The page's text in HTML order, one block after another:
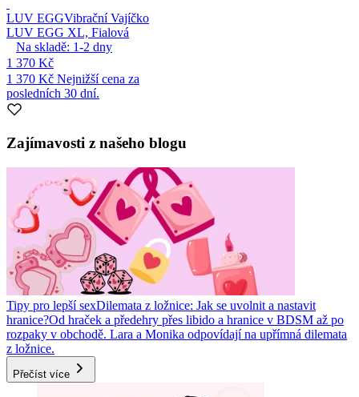
LUV EGGVibrační Vajíčko
LUV EGG XL, Fialová
Na skladě: 1-2 dny
1 370 Kč
1 370 Kč Nejnižší cena za
posledních 30 dní.
Zajímavosti z našeho blogu
Tipy pro lepší sexDilemata z ložnice: Jak se uvolnit a nastavit
hranice?Od hraček a předehry přes libido a hranice v BDSM až po
rozpaky v obchodě. Lara a Monika odpovídají na upřímná dilemata
z ložnice.
Přečíst více